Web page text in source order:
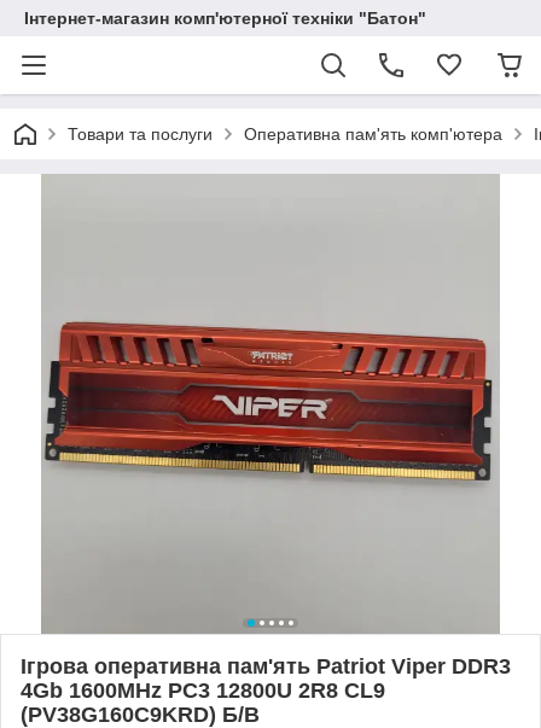
Інтернет-магазин комп'ютерної техніки "Батон"
Товари та послуги Оперативна пам'ять комп'ютера
Ігрова оперативна пам'ять Patriot Viper DDR3
4Gb 1600MHz PC3 12800U 2R8 CL9
(PV38G160C9KRD) Б/В